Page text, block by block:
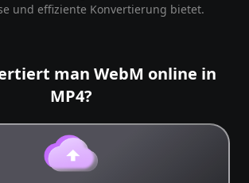
und effiziente Konvertierung bietet.
man WebM online in
MP4?